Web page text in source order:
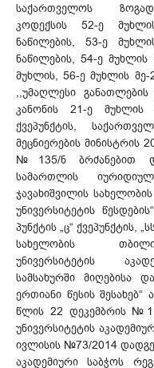
საქართველოს
კოდექსის 52-ე
ნაწილების, 53-ე
ნაწილების, 54-ე
მუხლის, 56-ე მუხლის
,,უმაღლესი განათლების
კანონის 21-ე მუხლის
ქვეპუნქტის,
მეცნიერების მინისტრის
№135/ნ ბრძანებით
სამართლის
ჯავახიშვილის
უნივერსიტეტის
პუნქტის „ც“ ქვეპუნქტის,
სახელობის
უნივერსიტეტის
სამსახურში მიღებისა
ერთიანი წესის შესახებ“
წლის 22 დეკემბრის
უნივერსიტეტის
ივლისის №73/2014
აკადემიური საბჭოს